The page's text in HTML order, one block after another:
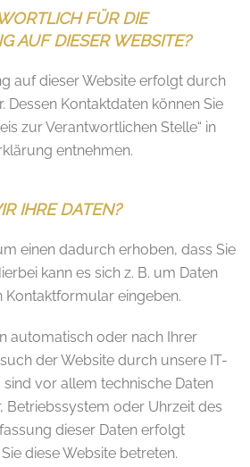
FÜR DIE
AUF DIESER WEBSITE?
auf dieser Website erfolgt durch
Dessen Kontaktdaten können Sie
zur Verantwortlichen Stelle“ in
entnehmen.
IHRE DATEN?
einen dadurch erhoben, dass Sie
kann es sich z. B. um Daten
Kontaktformular eingeben.
automatisch oder nach Ihrer
der Website durch unsere IT-
sind vor allem technische Daten
Betriebssystem oder Uhrzeit des
dieser Daten erfolgt
diese Website betreten.